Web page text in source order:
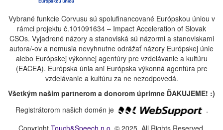
Vybrané funkcie Corvusu sú spolufinancované Európskou úniou v
rámci projektu č.101091634 – Impact Acceleration of Slovak
CSOs. Vyjadrené názory a stanoviská sú názormi a stanoviskami
autora/-ov a nemusia nevyhnutne odrážať názory Európskej únie
alebo Európskej výkonnej agentúry pre vzdelávanie a kultúru
(EACEA). Európska únia ani Európska výkonná agentúra pre
vzdelávanie a kultúru za ne nezodpovedá.
Všetkým našim partnerom a donorom úprimne ĎAKUJEME! :)
Registrátorom našich domén je
.
Copyright Touch&Speech n.o. © 2025. All Rights Reserved.